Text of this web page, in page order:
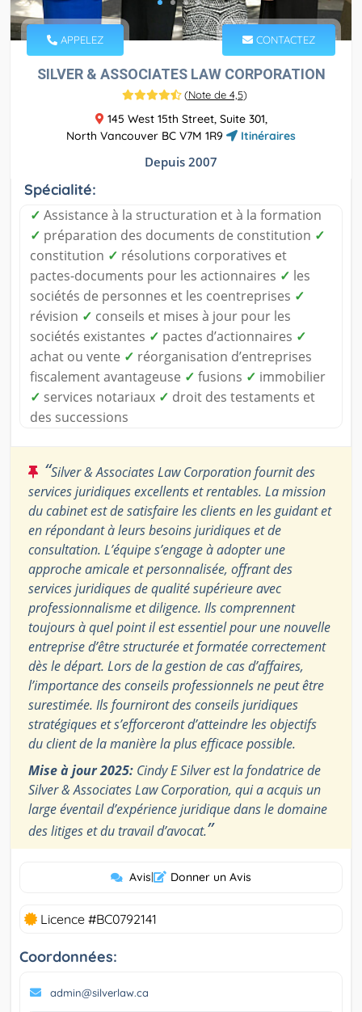
APPELEZ CONTACTEZ
SILVER & ASSOCIATES LAW CORPORATION
(Note de 4,5)
145 West 15th Street, Suite 301,
North Vancouver BC V7M 1R9
Itinéraires
Depuis 2007
Spécialité:
✓ Assistance à la structuration et à la formation
✓ préparation des documents de constitution ✓
constitution ✓ résolutions corporatives et
pactes-documents pour les actionnaires ✓ les
sociétés de personnes et les coentreprises ✓
révision ✓ conseils et mises à jour pour les
sociétés existantes ✓ pactes d’actionnaires ✓
achat ou vente ✓ réorganisation d’entreprises
fiscalement avantageuse ✓ fusions ✓ immobilier
✓ services notariaux ✓ droit des testaments et
des successions
“Silver & Associates Law Corporation fournit des
services juridiques excellents et rentables. La mission
du cabinet est de satisfaire les clients en les guidant et
en répondant à leurs besoins juridiques et de
consultation. L’équipe s’engage à adopter une
approche amicale et personnalisée, offrant des
services juridiques de qualité supérieure avec
professionnalisme et diligence. Ils comprennent
toujours à quel point il est essentiel pour une nouvelle
entreprise d’être structurée et formatée correctement
dès le départ. Lors de la gestion de cas d’affaires,
l’importance des conseils professionnels ne peut être
surestimée. Ils fourniront des conseils juridiques
stratégiques et s’efforceront d’atteindre les objectifs
du client de la manière la plus efficace possible.
Mise à jour 2025: Cindy E Silver est la fondatrice de
Silver & Associates Law Corporation, qui a acquis un
large éventail d’expérience juridique dans le domaine
des litiges et du travail d’avocat.”
Avis| Donner un Avis
Licence #BC0792141
Coordonnées:
admin@silverlaw.ca